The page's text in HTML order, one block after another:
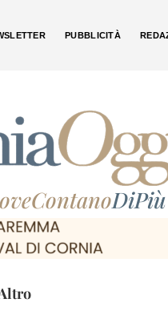
PUBBLICITÀ
DiPiù